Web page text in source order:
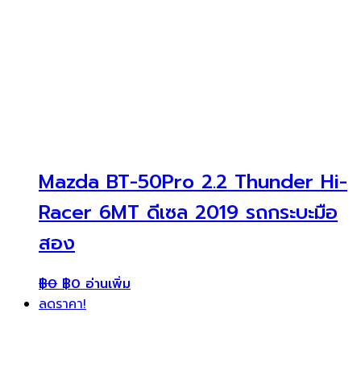
Mazda BT-50Pro 2.2 Thunder Hi-
Racer 6MT ดีเซล 2019 รถกระบะมือ
สอง
฿0 ฿0 อ่านเพิ่ม
ลดราคา!